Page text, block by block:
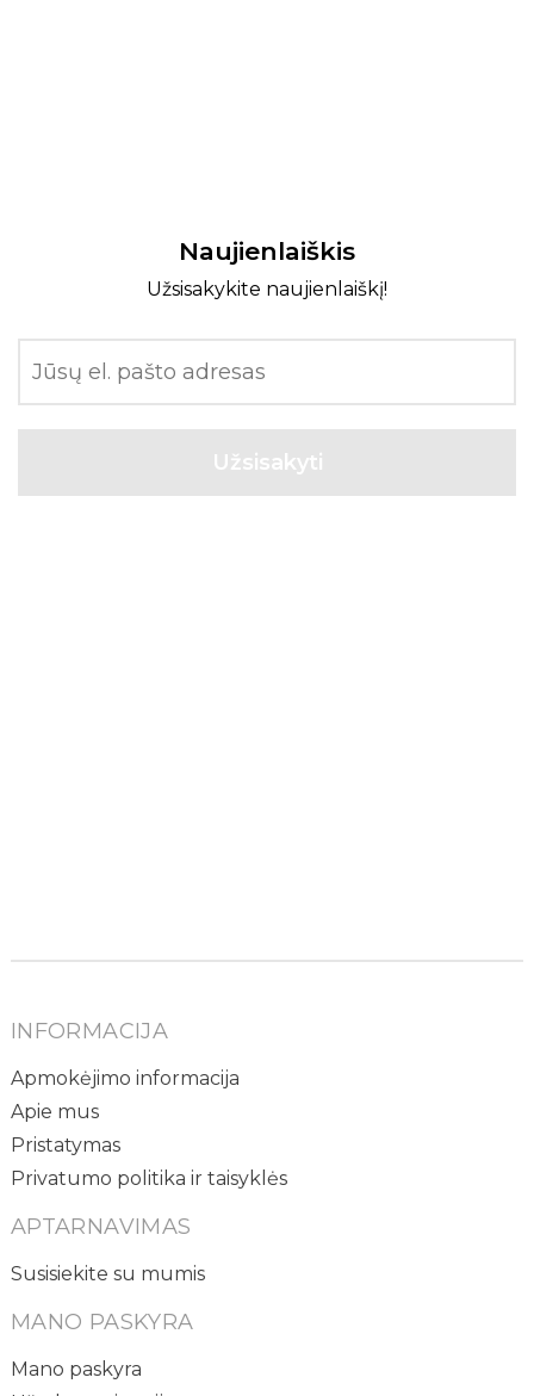
Naujienlaiškis
Užsisakykite naujienlaiškį!
INFORMACIJA
Apmokėjimo informacija
Apie mus
Pristatymas
Privatumo politika ir taisyklės
APTARNAVIMAS
Susisiekite su mumis
MANO PASKYRA
Mano paskyra